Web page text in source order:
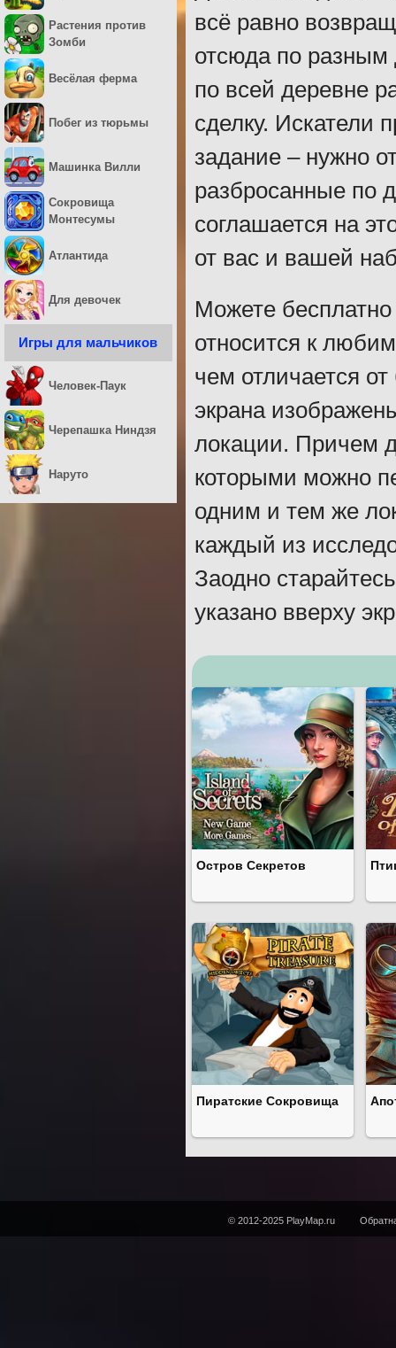
всё равно
отсюда по разным
по всей деревне
сделку. Искатели
задание – нужно
разбросанные по
соглашается на
от вас и вашей
Можете
относится к
чем отличается
экрана
локации. Причем
которыми можно
одним и тем же
каждый из
Заодно
указано вверху
Остров Секретов
Пиратские Сокровища
Растения против
Зомби
Весёлая ферма
Побег из тюрьмы
Машинка Вилли
Сокровища
Монтесумы
Атлантида
Для девочек
Игры для мальчиков
Человек-Паук
Черепашка Ниндзя
Наруто
© 2012-2025 PlayMap.ru